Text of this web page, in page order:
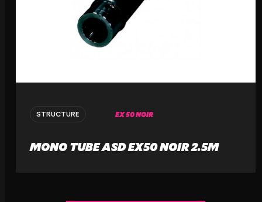
STRUCTURE EX 50 NOIR
MONO TUBE ASD EX50 NOIR 2.5M